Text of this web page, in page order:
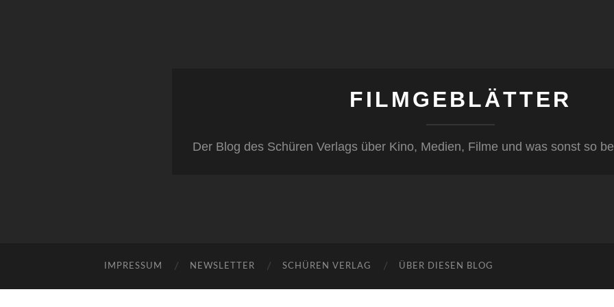
FILMGEBLÄTTER
Der Blog des Schüren Verlags über Kino, Medien, Filme und was sonst so
IMPRESSUM NEWSLETTER SCHÜREN VERLAG ÜBER DIESEN BLOG